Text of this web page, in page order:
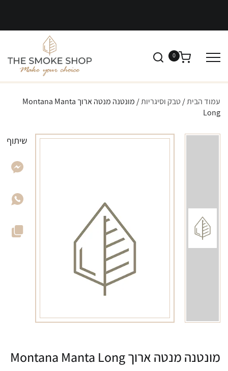
0
עמוד הבית/טבק וסיגריות
/ מונטנה מנטה ארוך Montana Manta
Long
מונטנה מנטה ארוך Montana Manta Long
שיתוף